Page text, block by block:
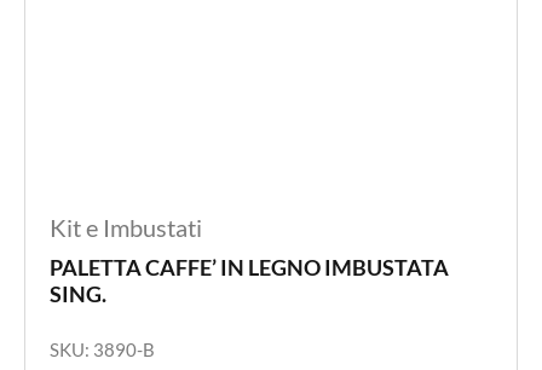
Kit e Imbustati
PALETTA CAFFE’ IN LEGNO IMBUSTATA
SING.
SKU: 3890-B